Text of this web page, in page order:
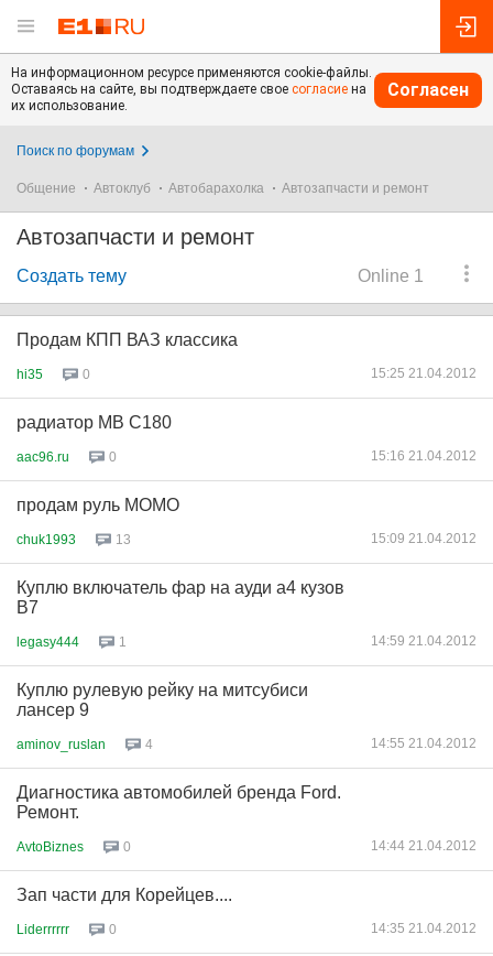
На информационном ресурсе применяются cookie-файлы.
Оставаясь на сайте, вы подтверждаете свое согласие на
их использование.
Согласен
Поиск по форумам
Общение Автоклуб Автобарахолка Автозапчасти и ремонт
Автозапчасти и ремонт
Online 1
Создать тему
Продам КПП ВАЗ классика
hi35 0 15:25 21.04.2012
радиатор МВ С180
aac96.ru 0 15:16 21.04.2012
продам руль MOMO
chuk1993 13 15:09 21.04.2012
Куплю включатель фар на ауди а4 кузов
В7
legasy444 1 14:59 21.04.2012
Куплю рулевую рейку на митсубиси
лансер 9
aminov_ruslan 4 14:55 21.04.2012
Диагностика автомобилей бренда Ford.
Ремонт.
AvtoBiznes 0 14:44 21.04.2012
Зап части для Корейцев....
Liderrrrrr 0 14:35 21.04.2012